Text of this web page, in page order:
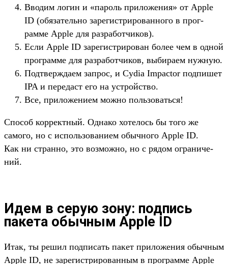
Вво­дим логин и «пароль при­ложе­ния» от Apple
ID (обя­затель­но зарегис­три­рован­ного в прог­
рамме Apple для раз­работ­чиков).
Ес­ли Apple ID зарегис­три­рован более чем в одной
прог­рамме для раз­работ­чиков, выбира­ем нуж­ную.
Под­твержда­ем зап­рос, и Cydia Impactor под­пишет
IPA и передаст его на устрой­ство.
Все, при­ложе­нием мож­но поль­зовать­ся!
Спо­соб кор­рек­тный. Одна­ко хотелось бы того же
самого, но с исполь­зовани­ем обыч­ного Apple ID.
Как ни стран­но, это воз­можно, но с рядом огра­ниче­
ний.
Идем в серую зону: подпись
пакета обычным Apple ID
Итак, ты решил под­писать пакет при­ложе­ния обыч­ным
Apple ID, не зарегис­три­рован­ным в прог­рамме Apple